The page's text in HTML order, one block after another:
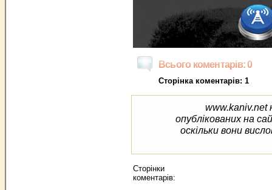
Всього коментарів: 0
Сторінка коментарів: 1
www.kaniv.net
опублікованих на
оскільки вони
Сторінки
коментарів: